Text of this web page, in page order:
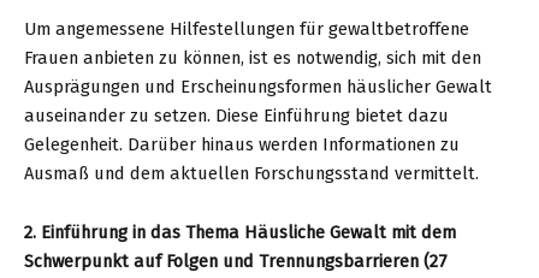
Um angemessene Hilfestellungen für gewaltbetroffene
Frauen anbieten zu können, ist es notwendig, sich mit den
Ausprägungen und Erscheinungsformen häuslicher Gewalt
auseinander zu setzen. Diese Einführung bietet dazu
Gelegenheit. Darüber hinaus werden Informationen zu
Ausmaß und dem aktuellen Forschungsstand vermittelt.
2. Einführung in das Thema Häusliche Gewalt mit dem
Schwerpunkt auf Folgen und Trennungsbarrieren (27